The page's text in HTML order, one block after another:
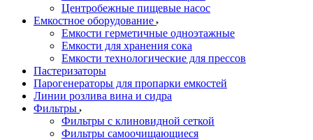
Центробежные пищевые насос
Емкостное оборудование
Емкости герметичные одноэтажные
Емкости для хранения сока
Емкости технологические для прессов
Пастеризаторы
Парогенераторы для пропарки емкостей
Линии розлива вина и сидра
Фильтры
Фильтры с клиновидной сеткой
Фильтры самоочищающиеся